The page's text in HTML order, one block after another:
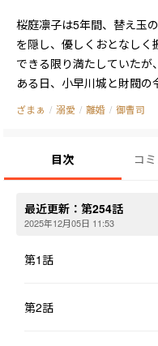
桜庭凛子は5年間、替え玉
を隠し、優しくおとなし
できる限り満たしていた
ある日、小早川城と財閥
た。おとなしい替え玉役は
資の神となった。再会し
たある人が、プライドと誇
なしくして、私を捨てな
ざまぁ / 溺愛 / 離婚 / 御曹司
目次 コ
最近更新： 第254話
2025年12月05日 11:53
第1話
第2話